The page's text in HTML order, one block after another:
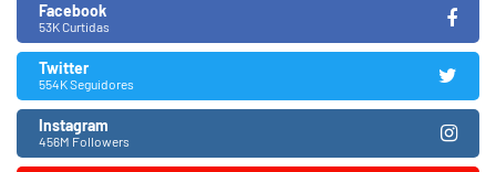
Facebook
53K Curtidas
Twitter
554K Seguidores
Instagram
456M Followers